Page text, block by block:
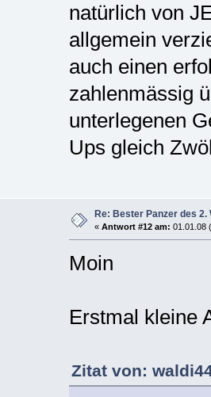
natürlich von
allgemein
auch einen
zahlenmässig
unterlegenen
Ups gleich
Re: Bester Panzer des 2.
« Antwort #12 am: 01.01.08
Moin
Erstmal kleine
Zitat von: